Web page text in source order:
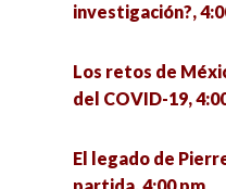
investigación?,
Los retos de
del COVID-19,
El legado de